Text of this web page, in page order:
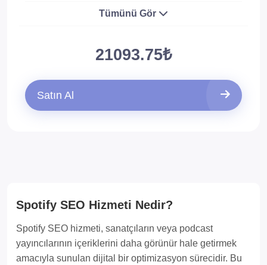
Tümünü Gör
21093.75₺
Satın Al
Spotify SEO Hizmeti Nedir?
Spotify SEO hizmeti, sanatçıların veya podcast
yayıncılarının içeriklerini daha görünür hale getirmek
amacıyla sunulan dijital bir optimizasyon sürecidir. Bu